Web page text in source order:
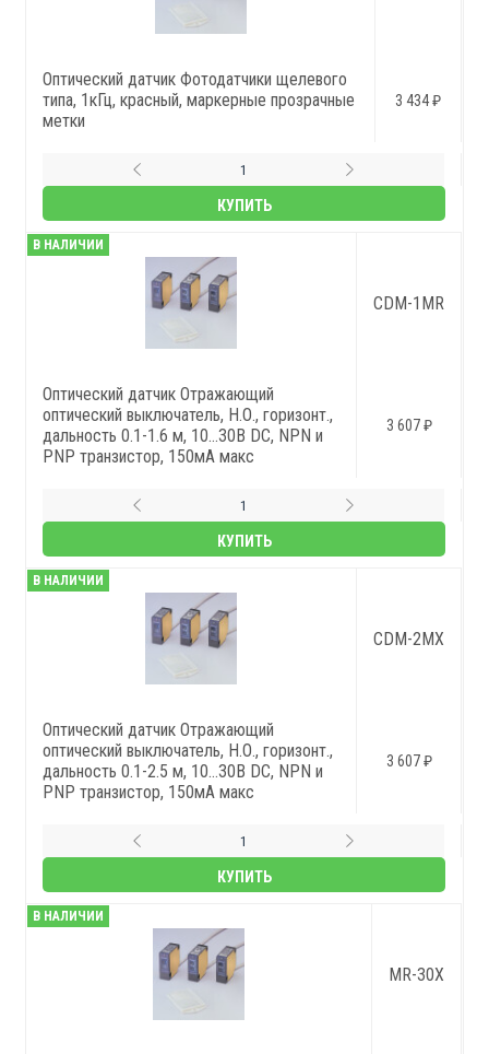
Оптический датчик Фотодатчики щелевого
типа, 1кГц, красный, маркерные прозрачные
метки
3 434 ₽
КУПИТЬ
В НАЛИЧИИ
CDM-1MR
Оптический датчик Отражающий
оптический выключатель, Н.О., горизонт.,
дальность 0.1-1.6 м, 10…30В DC, NPN и
PNP транзистор, 150мА макс
3 607 ₽
КУПИТЬ
В НАЛИЧИИ
CDM-2MX
Оптический датчик Отражающий
оптический выключатель, Н.О., горизонт.,
дальность 0.1-2.5 м, 10…30В DC, NPN и
PNP транзистор, 150мА макс
3 607 ₽
КУПИТЬ
В НАЛИЧИИ
MR-30X